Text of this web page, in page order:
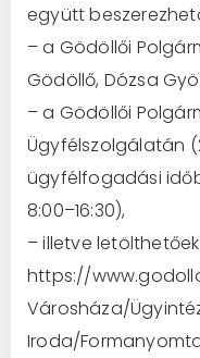
együttbeszerezh
– a Gödöllői
Gödöllő, Dózsa
– a Gödöllői
Ügyfélszolgálatán
ügyfélfogadási
8:00–16:30),
– illetve letölthetőek
https://
Városháza/
Iroda/Form